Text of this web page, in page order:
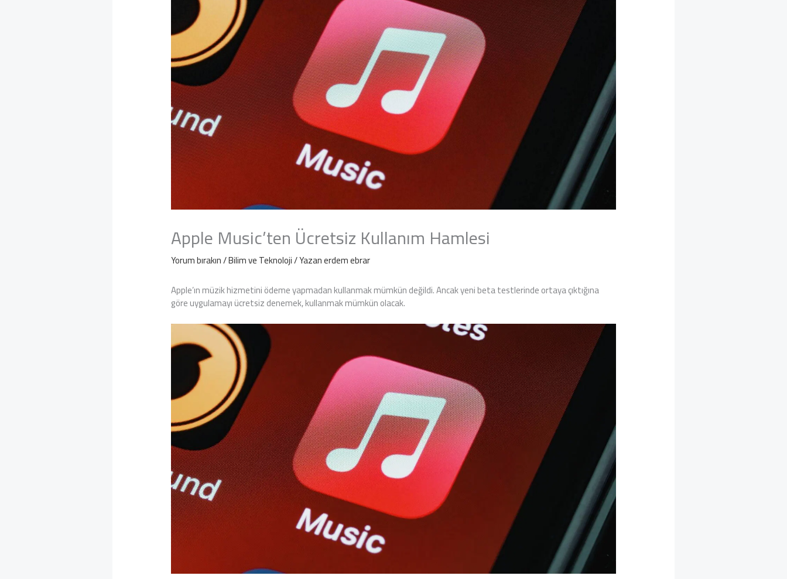
Apple Music’ten Ücretsiz Kullanım Hamlesi
Yorum bırakın/Bilim ve Teknoloji/ Yazanerdem ebrar
Apple’ın müzik hizmetini ödeme yapmadan kullanmak mümkün değildi. Ancak yeni beta testlerinde ortaya çıktığına
göre uygulamayı ücretsiz denemek, kullanmak mümkün olacak.